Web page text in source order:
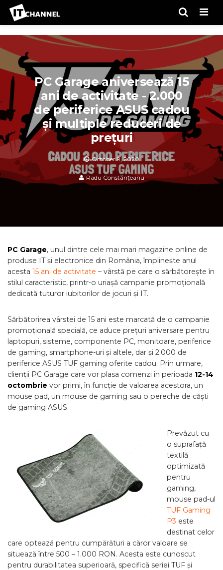
PC Garage aniversează 15
ani de activitate - 2.000
de periferice ASUS cadou
și multiple reduceri de
prețuri
October 9, 2020
Radu Constănțeanu
PC Garage, unul dintre cele mai mari magazine online de
produse IT și electronice din România, împlinește anul
acesta 15 ani de activitate – vârstă pe care o sărbătorește în
stilul caracteristic, printr-o uriașă campanie promoțională
dedicată tuturor iubitorilor de jocuri și IT.
Sărbătorirea vârstei de 15 ani este marcată de o campanie
promoțională specială, ce aduce prețuri aniversare pentru
laptopuri, sisteme, componente PC, monitoare, periferice
de gaming, smartphone-uri și altele, dar și 2.000 de
periferice ASUS TUF gaming oferite cadou. Prin urmare,
clienții PC Garage care vor plasa comenzi în perioada 12-14
octombrie vor primi, în funcție de valoarea acestora, un
mouse pad, un mouse de gaming sau o pereche de căști
de gaming ASUS.
Prevăzut cu
o suprafață
textilă
optimizată
pentru
gaming,
mouse pad-ul
TUF Gaming
P3 este
destinat celor
care optează pentru cumpărături a căror valoare se
situează între 500 – 1.000 RON. Acesta este cunoscut
pentru durabilitatea superioară, specifică seriei TUF și